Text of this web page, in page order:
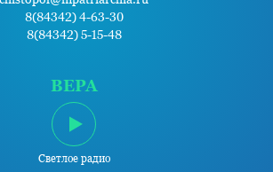
8(84342) 4-63-30
8(84342) 5-15-48
ВЕРА
Светлое радио